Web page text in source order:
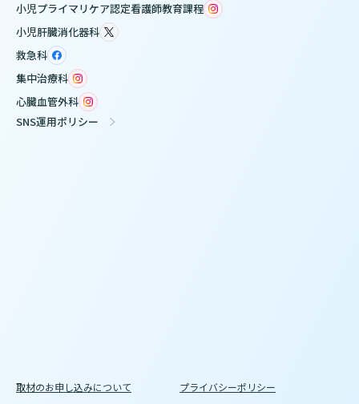
小児プライマリケア認定看護師教育課程
小児肝臓消化器科
救急科
集中治療科
心臓血管外科
SNS運用ポリシー
取材のお申し込みについて プライバシーポリシー